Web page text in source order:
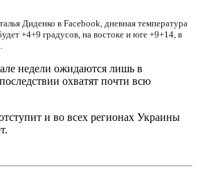
Диденко в Facebook, дневная температура
+4+9 градусов, на востоке и юге +9+14, в
недели ожидаются лишь в
охватят почти всю
и во всех регионах Украины